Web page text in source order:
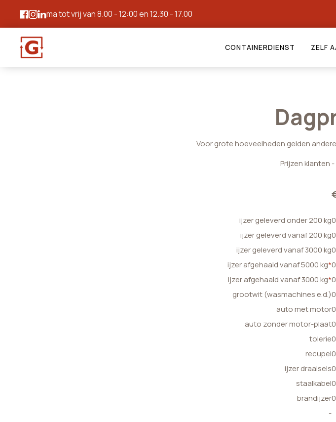
ma tot vrij van 8.00 - 12:00 en 12.30 - 17.00
CONTAINERDIENST ZELF
Voor grote hoeveelheden gelden
Prijzen klanten
ijzer geleverd onder 200 kg
ijzer geleverd vanaf 200 kg
ijzer geleverd vanaf 3000 kg
ijzer afgehaald vanaf 5000 kg*
ijzer afgehaald vanaf 3000 kg*
grootwit (wasmachines e.d.)
auto met motor
auto zonder motor-plaat
tolerie
recupel
ijzer draaisels
staalkabel
brandijzer
-